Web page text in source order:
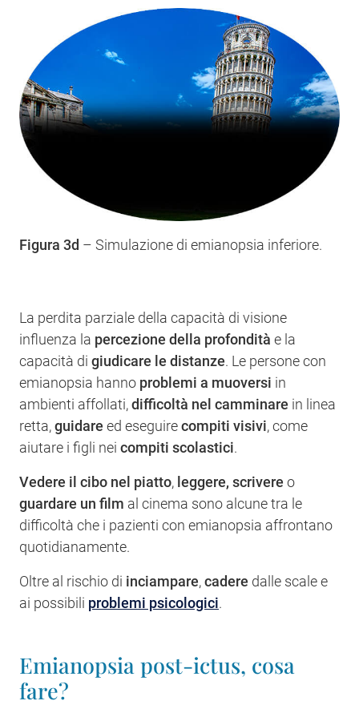
Figura 3d – Simulazione di emianopsia inferiore.
La perdita parziale della capacità di visione
influenza la percezione della profondità e la
capacità di giudicare le distanze. Le persone con
emianopsia hanno problemi a muoversi in
ambienti affollati,difficoltà nel camminare in linea
retta,guidare ed eseguirecompiti visivi, come
aiutare i figli nei compiti scolastici.
Vedere il cibo nel piatto, leggere, scrivere o
guardare un film al cinema sono alcune tra le
difficoltà che i pazienti con emianopsia affrontano
quotidianamente.
Oltre al rischio di inciampare,cadere dalle scale e
ai possibili problemi psicologici.
Emianopsia post-ictus, cosa
fare?